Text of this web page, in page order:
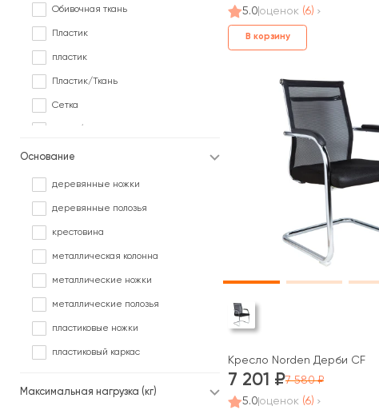
Обивочная ткань
Пластик
пластик
Пластик/Ткань
Сетка
Сетка/Кожа
Основание
деревянные ножки
деревянные полозья
крестовина
металлическая колонна
металлические ножки
металлические полозья
пластиковые ножки
пластиковый каркас
Максимальная нагрузка (кг)
5.0 оценок (6)
В корзину
Кресло Norden Дерби CF
7 201
7 580
5.0оценок (6)